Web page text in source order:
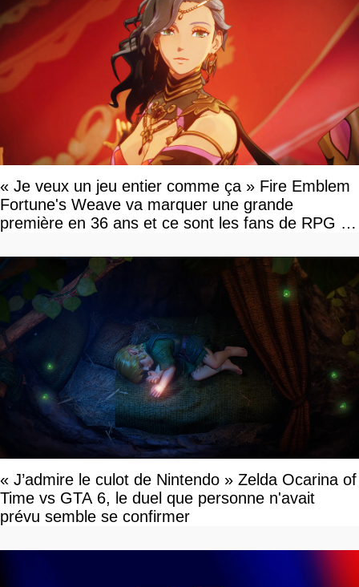
« Je veux un jeu entier comme ça » Fire Emblem
Fortune's Weave va marquer une grande
première en 36 ans et ce sont les fans de RPG en
« J’admire le culot de Nintendo » Zelda Ocarina of
Time vs GTA 6, le duel que personne n'avait
prévu semble se confirmer